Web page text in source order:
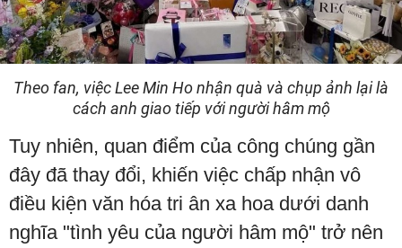
Theo fan, việc Lee Min Ho nhận quà và chụp ảnh lại là
cách anh giao tiếp với người hâm mộ
Tuy nhiên, quan điểm của công chúng gần
đây đã thay đổi, khiến việc chấp nhận vô
điều kiện văn hóa tri ân xa hoa dưới danh
nghĩa "tình yêu của người hâm mộ" trở nên